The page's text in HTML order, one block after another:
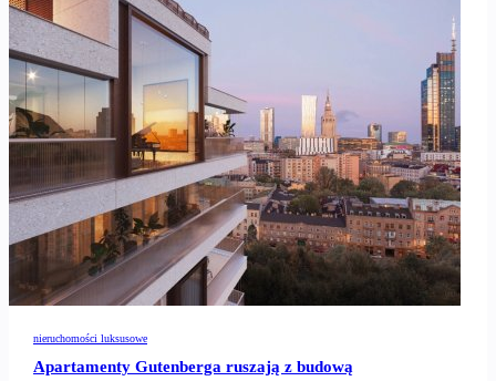
nieruchomości luksusowe
Apartamenty Gutenberga ruszają z budową